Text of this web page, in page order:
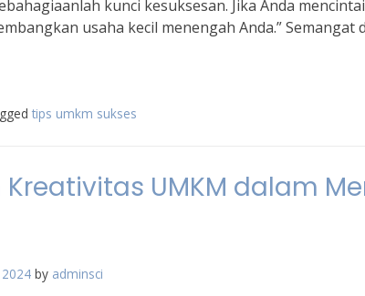
kunci kesuksesan. Jika Anda
usaha kecil menengah Anda.”
tips umkm sukses
UMKM dalam
by adminsci